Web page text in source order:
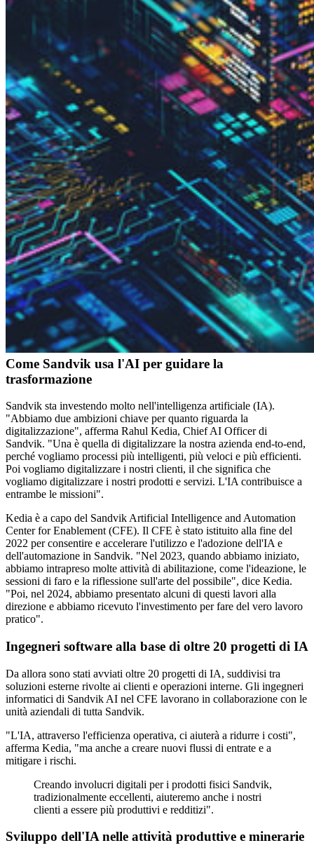
Come Sandvik usa l'AI per guidare la
trasformazione
Sandvik sta investendo molto nell'intelligenza artificiale (IA).
"Abbiamo due ambizioni chiave per quanto riguarda la
digitalizzazione", afferma Rahul Kedia, Chief AI Officer di
Sandvik. "Una è quella di digitalizzare la nostra azienda end-to-end,
perché vogliamo processi più intelligenti, più veloci e più efficienti.
Poi vogliamo digitalizzare i nostri clienti, il che significa che
vogliamo digitalizzare i nostri prodotti e servizi. L'IA contribuisce a
entrambe le missioni".
Kedia è a capo del Sandvik Artificial Intelligence and Automation
Center for Enablement (CFE). Il CFE è stato istituito alla fine del
2022 per consentire e accelerare l'utilizzo e l'adozione dell'IA e
dell'automazione in Sandvik. "Nel 2023, quando abbiamo iniziato,
abbiamo intrapreso molte attività di abilitazione, come l'ideazione, le
sessioni di faro e la riflessione sull'arte del possibile", dice Kedia.
"Poi, nel 2024, abbiamo presentato alcuni di questi lavori alla
direzione e abbiamo ricevuto l'investimento per fare del vero lavoro
pratico".
Ingegneri software alla base di oltre 20 progetti di IA
Da allora sono stati avviati oltre 20 progetti di IA, suddivisi tra
soluzioni esterne rivolte ai clienti e operazioni interne. Gli ingegneri
informatici di Sandvik AI nel CFE lavorano in collaborazione con le
unità aziendali di tutta Sandvik.
"L'IA, attraverso l'efficienza operativa, ci aiuterà a ridurre i costi",
afferma Kedia, "ma anche a creare nuovi flussi di entrate e a
mitigare i rischi.
Creando involucri digitali per i prodotti fisici Sandvik,
tradizionalmente eccellenti, aiuteremo anche i nostri
clienti a essere più produttivi e redditizi".
Sviluppo dell'IA nelle attività produttive e minerarie